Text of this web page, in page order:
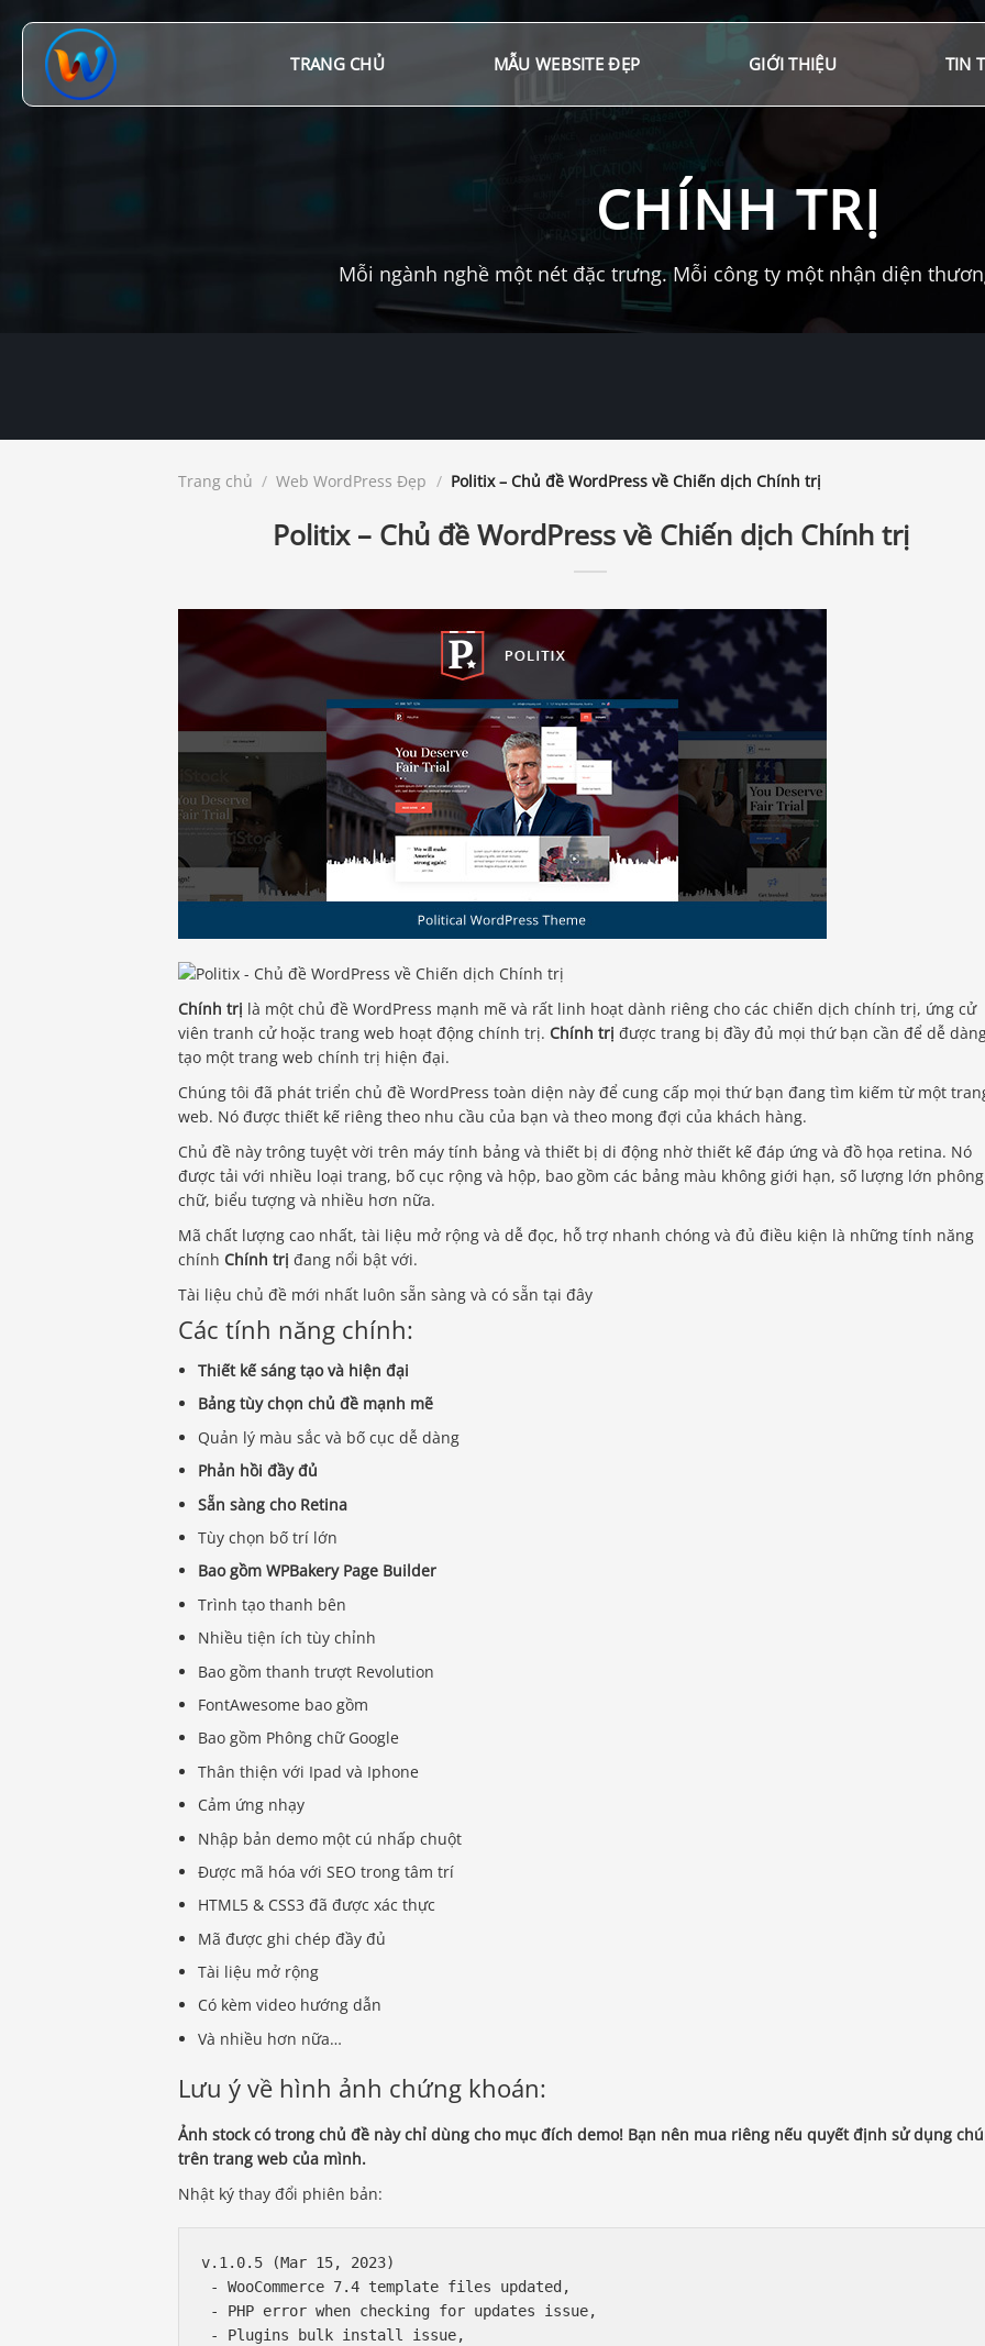
đến
TRANG CHỦ MẪU WEBSITE ĐẸP GIỚI THIỆU TIN
CHÍNH TRỊ
Mỗi ngành nghề một nét đặc trưng. Mỗi công ty một nhận diện
Trang chủ / Web WordPress Đẹp / Politix – Chủ đề WordPress về Chiến dịch Chính trị
Politix – Chủ đề WordPress về Chiến dịch Chính trị
Chính trị là một chủ đề WordPress mạnh mẽ và rất linh hoạt dành riêng cho các chiến dịch chính trị, ứng cử
viên tranh cử hoặc trang web hoạt động chính trị. Chính trị được trang bị đầy đủ mọi thứ bạn cần để dễ
tạo một trang web chính trị hiện đại.
Chúng tôi đã phát triển chủ đề WordPress toàn diện này để cung cấp mọi thứ bạn đang tìm kiếm từ một
web. Nó được thiết kế riêng theo nhu cầu của bạn và theo mong đợi của khách hàng.
Chủ đề này trông tuyệt vời trên máy tính bảng và thiết bị di động nhờ thiết kế đáp ứng và đồ họa retina. Nó
được tải với nhiều loại trang, bố cục rộng và hộp, bao gồm các bảng màu không giới hạn, số lượng lớn phông
chữ, biểu tượng và nhiều hơn nữa.
Mã chất lượng cao nhất, tài liệu mở rộng và dễ đọc, hỗ trợ nhanh chóng và đủ điều kiện là những tính năng
chính Chính trị đang nổi bật với.
Tài liệu chủ đề mới nhất luôn sẵn sàng và có sẵn tại đây
Các tính năng chính:
Thiết kế sáng tạo và hiện đại
Bảng tùy chọn chủ đề mạnh mẽ
Quản lý màu sắc và bố cục dễ dàng
Phản hồi đầy đủ
Sẵn sàng cho Retina
Tùy chọn bố trí lớn
Bao gồm WPBakery Page Builder
Trình tạo thanh bên
Nhiều tiện ích tùy chỉnh
Bao gồm thanh trượt Revolution
FontAwesome bao gồm
Bao gồm Phông chữ Google
Thân thiện với Ipad và Iphone
Cảm ứng nhạy
Nhập bản demo một cú nhấp chuột
Được mã hóa với SEO trong tâm trí
HTML5 & CSS3 đã được xác thực
Mã được ghi chép đầy đủ
Tài liệu mở rộng
Có kèm video hướng dẫn
Và nhiều hơn nữa…
Lưu ý về hình ảnh chứng khoán:
Ảnh stock có trong chủ đề này chỉ dùng cho mục đích demo! Bạn nên mua riêng nếu quyết định sử dụng
trên trang web của mình.
Nhật ký thay đổi phiên bản:
v.1.0.5 (Mar 15, 2023)
- WooCommerce 7.4 template files updated,
- PHP error when checking for updates issue,
- Plugins bulk install issue,